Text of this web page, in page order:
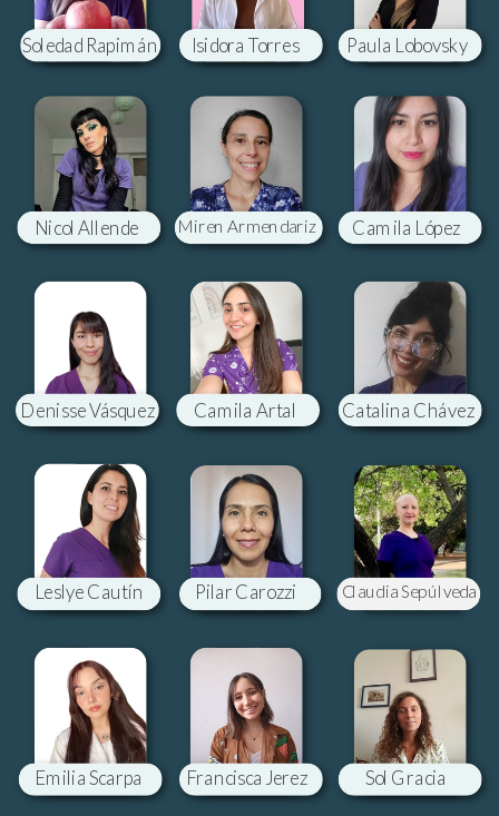
Paula Lobovsky
Soledad Rapimán Isidora Torres
Sol Gracia
Miren Armendariz Camila López
Denisse Vásquez Catalina Chávez
Camila Artal
Leslye Cautín
Emilia Scarpa
Pilar Carozzi
Francisca Jerez
Nicol Allende
Claudia Sepúlveda